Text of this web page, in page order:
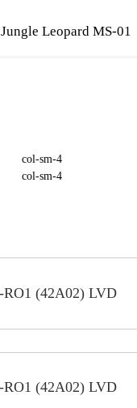
Leopard MS-01
col-sm-4
col-sm-4
RO1 (42A02) LVD
RO1 (42A02) LVD